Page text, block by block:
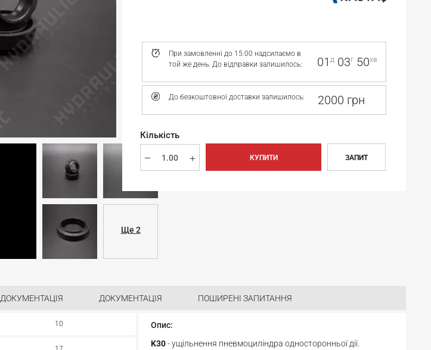
Ще 2
При замовленні до 15:00 надсилаємо в
той же день. До відправки залишилось:
01д 03г 50хв
До безкоштовної доставки залишилось: 2000 грн
Кількість
КУПИТИ ЗАПИТ
ДОКУМЕНТАЦІЯ ДОКУМЕНТАЦІЯ ПОШИРЕНІ ЗАПИТАННЯ
10
Опис:
K30- ущільнення пневмоциліндра односторонньої дії.